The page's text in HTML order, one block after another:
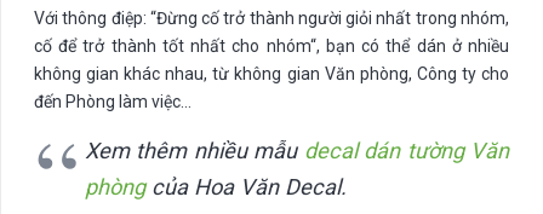
Với thông điệp: “Đừng cố trở thành người giỏi nhất trong nhóm,
cố để trở thành tốt nhất cho nhóm“, bạn có thể dán ở nhiều
không gian khác nhau, từ không gian Văn phòng, Công ty cho
đến Phòng làm việc…
Xem thêm nhiều mẫu decal dán tường Văn
phòngcủa Hoa Văn Decal.